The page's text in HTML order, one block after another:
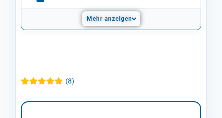
Mehr anzeigen
5.00von 5,
basierend
(8)